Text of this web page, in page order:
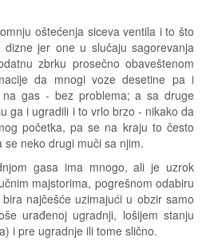
oštećenja siceva ventila i to što
jer one u slučaju sagorevanja
zbrku prosečno obaveštenom
da mnogi voze desetine pa i
na gas - bez problema; a sa druge
ga i ugradili i to vrlo brzo - nikako da
početka, pa se na kraju to često
neko drugi muči sa njim.
gasa ima mnogo, ali je uzrok
majstorima, pogrešnom odabiru
najčešće uzimajući u obzir samo
urađenoj ugradnji, lošijem stanju
i pre ugradnje ili tome slično.